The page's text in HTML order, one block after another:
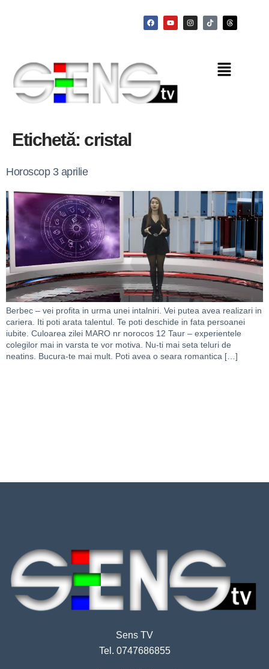
Etichetă: cristal
Horoscop 3 aprilie
Berbec – vei profita in urma unei intalniri. Vei putea avea realizari in
cariera. Iti poti arata talentul. Te poti deschide in fata persoanei
iubite. Culoarea zilei MARO nr norocos 12 Taur – experientele
colegilor mai in varsta te vor motiva. Nu-ti mai seta teluri de
neatins. Bucura-te mai mult. Poti avea o seara romantica […]
Sens TV
Tel. 0747686855